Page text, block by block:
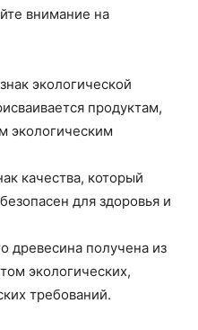
внимание на
экологической
продуктам,
экологическим
качества, который
для здоровья и
древесина получена из
экологических,
требований.